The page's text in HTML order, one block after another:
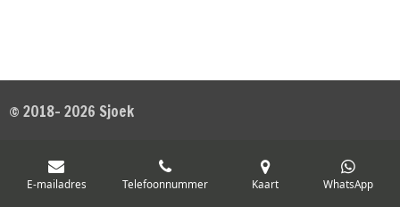
© 2018- 2026 Sjoek
E-mailadres Telefoonnummer Kaart WhatsApp